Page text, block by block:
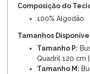
Composição do
100% Algodão
Tamanhos
Tamanho P:
Quadril 120 cm
Tamanho M: